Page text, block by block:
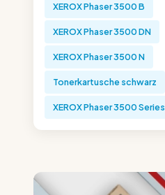
XEROX Phaser 3500 B
XEROX Phaser 3500 DN
XEROX Phaser 3500 N
Tonerkartusche schwarz
XEROX Phaser 3500 Series